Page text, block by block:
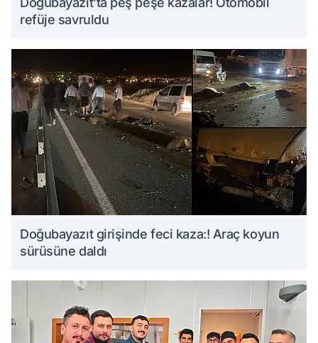
refüje savruldu
Doğubayazıt girişinde feci kaza:! Araç koyun
sürüsüne daldı